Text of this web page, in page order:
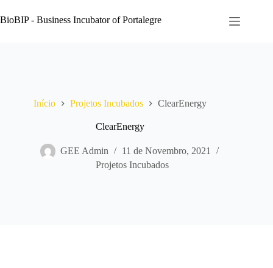
para
o
BioBIP - Business Incubator of Portalegre
Início Projetos Incubados ClearEnergy
ClearEnergy
GEE Admin
11 de Novembro, 2021
Projetos Incubados